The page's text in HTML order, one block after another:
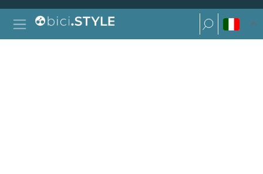
Vai al contenuto
Navigazione principale
Ricerca per:
Ricerca per: